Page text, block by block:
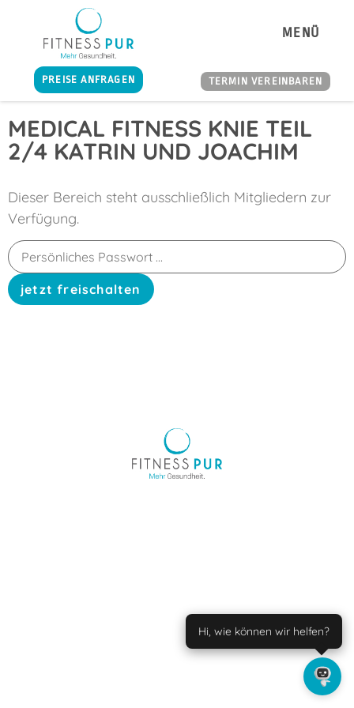
MENÜ
PREISE ANFRAGEN TERMIN VEREINBAREN
MEDICAL FITNESS KNIE TEIL
2/4 KATRIN UND JOACHIM
Dieser Bereich steht ausschließlich Mitgliedern zur
Verfügung.
Hi, wie können wir helfen?